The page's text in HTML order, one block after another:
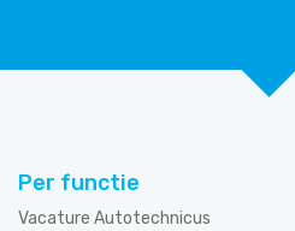
Per functie
Vacature Autotechnicus